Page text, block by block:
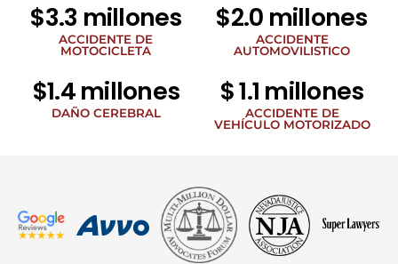
$3.3 millones
ACCIDENTE DE
MOTOCICLETA
$2.0 millones
ACCIDENTE
AUTOMOVILISTICO
$1.4 millones
DAÑO CEREBRAL
$ 1.1 millones
ACCIDENTE DE
VEHÍCULO MOTORIZADO